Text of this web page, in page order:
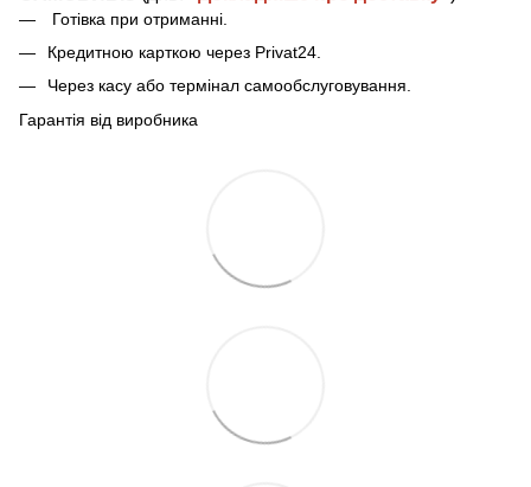
Готівка при отриманні
Кредитною карткою через Privat24.
Через касу або термінал самообслуговування.
Гарантія від виробника